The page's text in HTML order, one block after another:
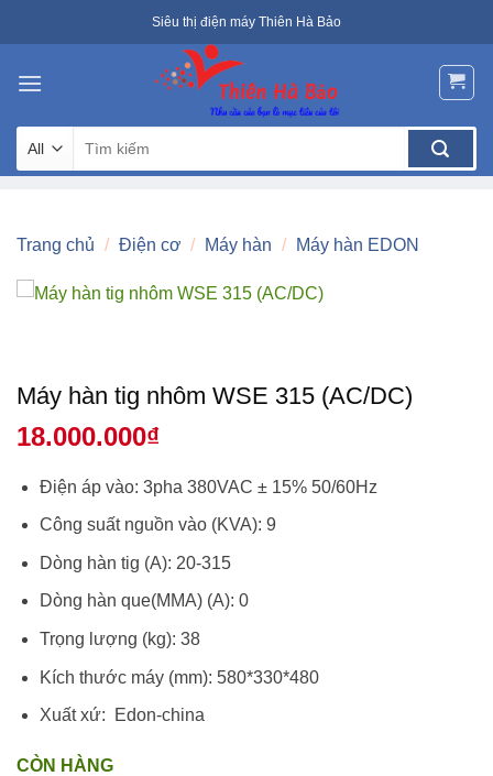
to
Siêu thị điện máy Thiên Hà Bảo
kiếm:
Trang chủ / Điện cơ / Máy hàn / Máy hàn EDON
Máy hàn tig nhôm WSE 315 (AC/DC)
18.000.000₫
Điện áp vào: 3pha 380VAC ± 15% 50/60Hz
Công suất nguồn vào (KVA): 9
Dòng hàn tig (A): 20-315
Dòng hàn que(MMA) (A): 0
Trọng lượng (kg): 38
Kích thước máy (mm): 580*330*480
Xuất xứ: Edon-china
CÒN HÀNG